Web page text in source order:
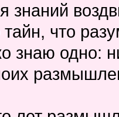
знаний
что
знаю одно: